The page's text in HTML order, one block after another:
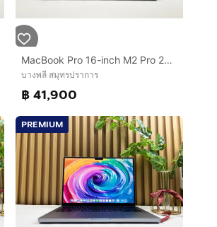
MacBook Pro 16-inch M2 Pro 2023 Ram16GB SSD512GB Space Gray
บางพลี สมุทรปราการ
฿ 41,900
PREMIUM